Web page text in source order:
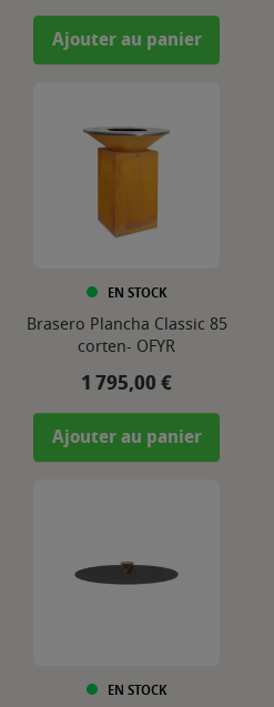
Ajouter au panier
EN STOCK
Brasero Plancha Classic 85
corten- OFYR
Prix
1 795,00 €
Ajouter au panier
EN STOCK